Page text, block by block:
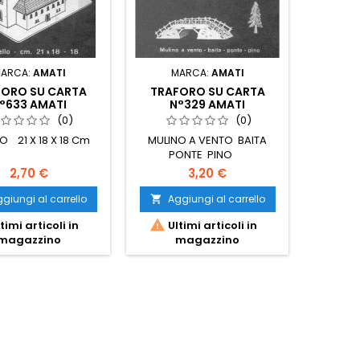
AMATI
SU CARTA
AMATI
(0)
21 X 18 X 18 Cm
2,70 €
al carrello
articoli in
MARCA: AMATI
TRAFORO SU CARTA
N°329 AMATI
(0)
MULINO A VENTO BAITA
PONTE PINO
3,20 €
 Aggiungi al carrello
 Ultimi articoli in
magazzino